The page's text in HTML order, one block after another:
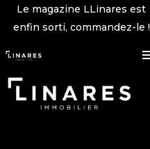
Le magazine LLinares est
enfin sorti, commandez-le !